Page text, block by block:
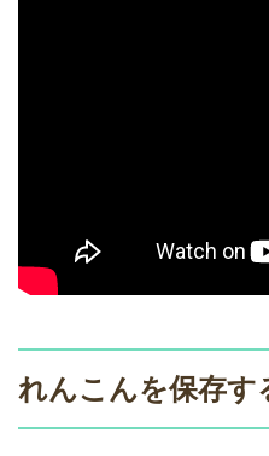
れんこんを保存す